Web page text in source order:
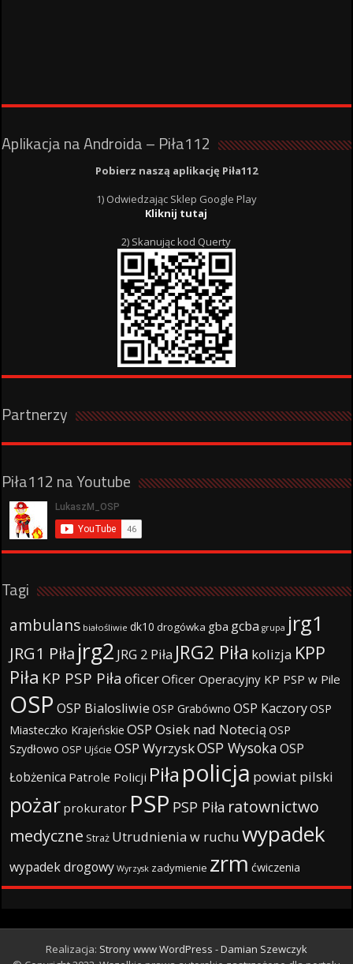
Aplikacja na Androida – Piła112
Pobierz naszą aplikację Piła112
1) Odwiedzając Sklep Google Play
Kliknij tutaj
2) Skanując kod Querty
Partnerzy
Piła112 na Youtube
Tagi
ambulans białośliwie dk10 drogówka gba gcba grupa jrg1
JRG1 Piła jrg2 JRG 2 Piła JRG2 Piła kolizja KPP
Piła KP PSP Piła oficerOficer Operacyjny KP PSP w Pile
OSP OSP Bialosliwie OSP Grabówno OSP KaczoryOSP
Miasteczko Krajeńskie OSP Osiek nad Notecią OSP
Szydłowo OSP Ujście OSP WyrzyskOSP WysokaOSP
Łobżenica Patrole Policji Piła policja powiat pilski
pożar prokurator PSP PSP Piła ratownictwo
medyczne Straż Utrudnienia w ruchu wypadek
wypadek drogowy Wyrzysk zadymienie zrm ćwiczenia
Realizacja: Strony www WordPress - Damian Szewczyk